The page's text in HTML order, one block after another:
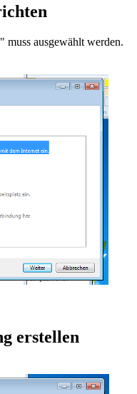
muss ausgewählt werden.
erstellen